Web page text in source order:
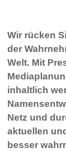
Wir rücken
der
Welt. Mit
inhaltlich
Netz und
aktuellen
besser